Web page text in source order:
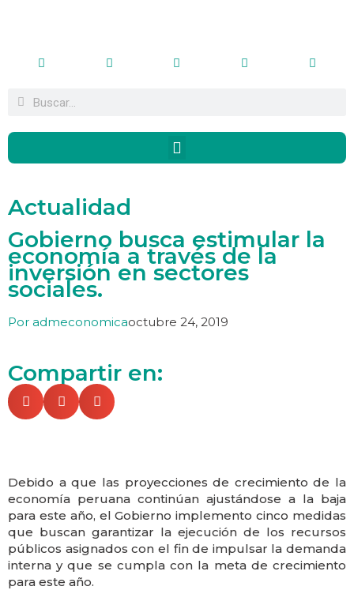
Actualidad
Gobierno busca estimular la
economía a través de la
inversión en sectores
sociales.
Por admeconomicaoctubre 24, 2019
Compartir en:
Debido a que las proyecciones de crecimiento de la
economía peruana continúan ajustándose a la baja
para este año, el Gobierno implemento cinco medidas
que buscan garantizar la ejecución de los recursos
públicos asignados con el fin de impulsar la demanda
interna y que se cumpla con la meta de crecimiento
para este año.